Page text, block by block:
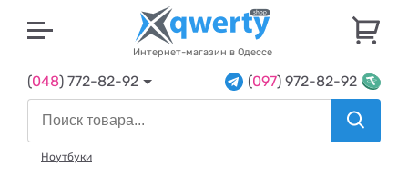
Интернет-магазин в Одессе
(048) 772-82-92 (097) 972-82-92
Ноутбуки